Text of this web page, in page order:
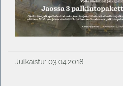
Julkaistu: 03.04.2018